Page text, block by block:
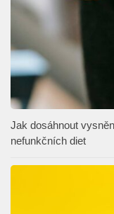
Jak dosáhnout
nefunkčních diet